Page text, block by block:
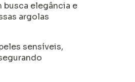
busca elegância e
argolas
sensíveis,